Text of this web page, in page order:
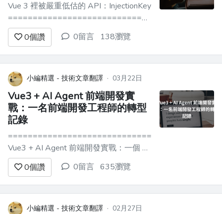
Vue 3 裡被嚴重低估的 API：InjectionKey
=================================
一、先說個場景 ------- **Hello~大家
好，我是秋天的一陣風** > 寫 TypeScript
的你，provide/inject 是不是還...
0個讚 0留言 138瀏覽
小編精選 - 技術文章翻譯 · 03月22日
Vue3 + AI Agent 前端開發實
戰：一名前端開發工程師的轉型
記錄
=========================================
Vue3 + AI Agent 前端開發實戰：一個 前
端開發工程師的轉型記錄 ---------------
----------------------- > 6年 前端開發經
驗，1 年 AI 產品實戰。...
0個讚 0留言 635瀏覽
小編精選 - 技術文章翻譯 · 02月27日